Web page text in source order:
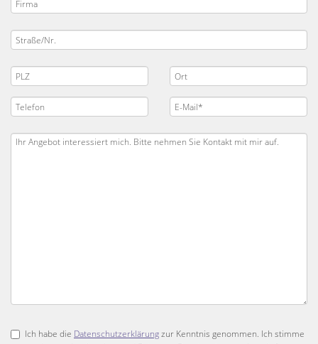
Ich habe die Datenschutzerklärungzur Kenntnis genommen. Ich stimme